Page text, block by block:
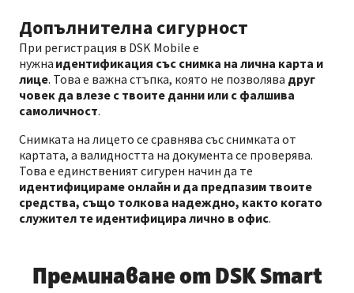
Допълнителна сигурност
При регистрация в DSK Mobile е
нужна идентификация със снимка на лична карта и
лице. Това е важна стъпка, която не позволява друг
човек да влезе с твоите данни или с фалшива
самоличност.
Снимката на лицето се сравнява със снимката от
картата, а валидността на документа се проверява.
Това е единственият сигурен начин да те
идентифицираме онлайн и да предпазим твоите
средства, също толкова надеждно, както когато
служител те идентифицира лично в офис.
Преминаване от DSK Smart